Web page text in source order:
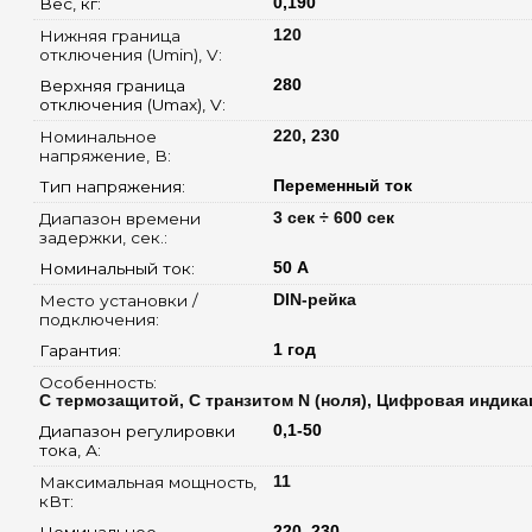
Нижняя граница
отключения (Umin), V:
120
Верхняя граница
отключения (Umах), V:
280
Номинальное
напряжение, В:
220, 230
Тип напряжения: Переменный ток
Диапазон времени
задержки, сек.:
3 сек ÷ 600 сек
Номинальный ток: 50 А
Место установки /
подключения:
DIN-рейка
Гарантия: 1 год
Особенность:
С термозащитой, С транзитом N (ноля), Цифровая
Диапазон регулировки
тока, А:
0,1-50
Максимальная мощность,
кВт:
11